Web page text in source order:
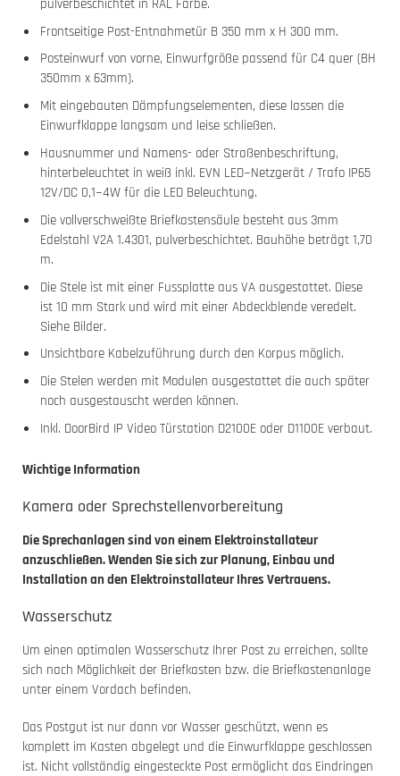
pulverbeschichtet in RAL Farbe.
Frontseitige Post-Entnahmetür B 350 mm x H 300 mm.
Posteinwurf von vorne, Einwurfgröße passend für C4 quer (BH
350mm x 63mm).
Mit eingebauten Dämpfungselementen, diese lassen die
Einwurfklappe langsam und leise schließen.
Hausnummer und Namens- oder Straßenbeschriftung,
hinterbeleuchtet in weiß inkl. EVN LED−Netzgerät / Trafo IP65
12V/DC 0,1−4W für die LED Beleuchtung.
Die vollverschweißte Briefkastensäule besteht aus 3mm
Edelstahl V2A 1.4301, pulverbeschichtet. Bauhöhe beträgt 1,70
m.
Die Stele ist mit einer Fussplatte aus VA ausgestattet. Diese
ist 10 mm Stark und wird mit einer Abdeckblende veredelt.
Siehe Bilder.
Unsichtbare Kabelzuführung durch den Korpus möglich.
Die Stelen werden mit Modulen ausgestattet die auch später
noch ausgestauscht werden können.
Inkl. DoorBird IP Video Türstation D2100E oder D1100E verbaut.
Wichtige Information
Kamera oder Sprechstellenvorbereitung
Die Sprechanlagen sind von einem Elektroinstallateur
anzuschließen. Wenden Sie sich zur Planung, Einbau und
Installation an den Elektroinstallateur Ihres Vertrauens.
Wasserschutz
Um einen optimalen Wasserschutz Ihrer Post zu erreichen, sollte
sich nach Möglichkeit der Briefkasten bzw. die Briefkastenanlage
unter einem Vordach befinden.
Das Postgut ist nur dann vor Wasser geschützt, wenn es
komplett im Kasten abgelegt und die Einwurfklappe geschlossen
ist. Nicht vollständig eingesteckte Post ermöglicht das Eindringen